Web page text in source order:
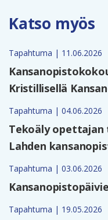
Katso myös
Tapahtuma | 11.06.2026
Kristillisellä
Tapahtuma | 04.06.2026
Tekoäly
Lahden
Tapahtuma | 03.06.2026
Tapahtuma | 19.05.2026